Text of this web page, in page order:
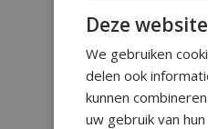
Deze
We gebruiken
delen ook
kunnen
uw gebruik van